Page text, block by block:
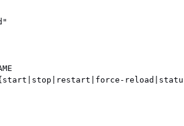
{start|stop|restart|force-